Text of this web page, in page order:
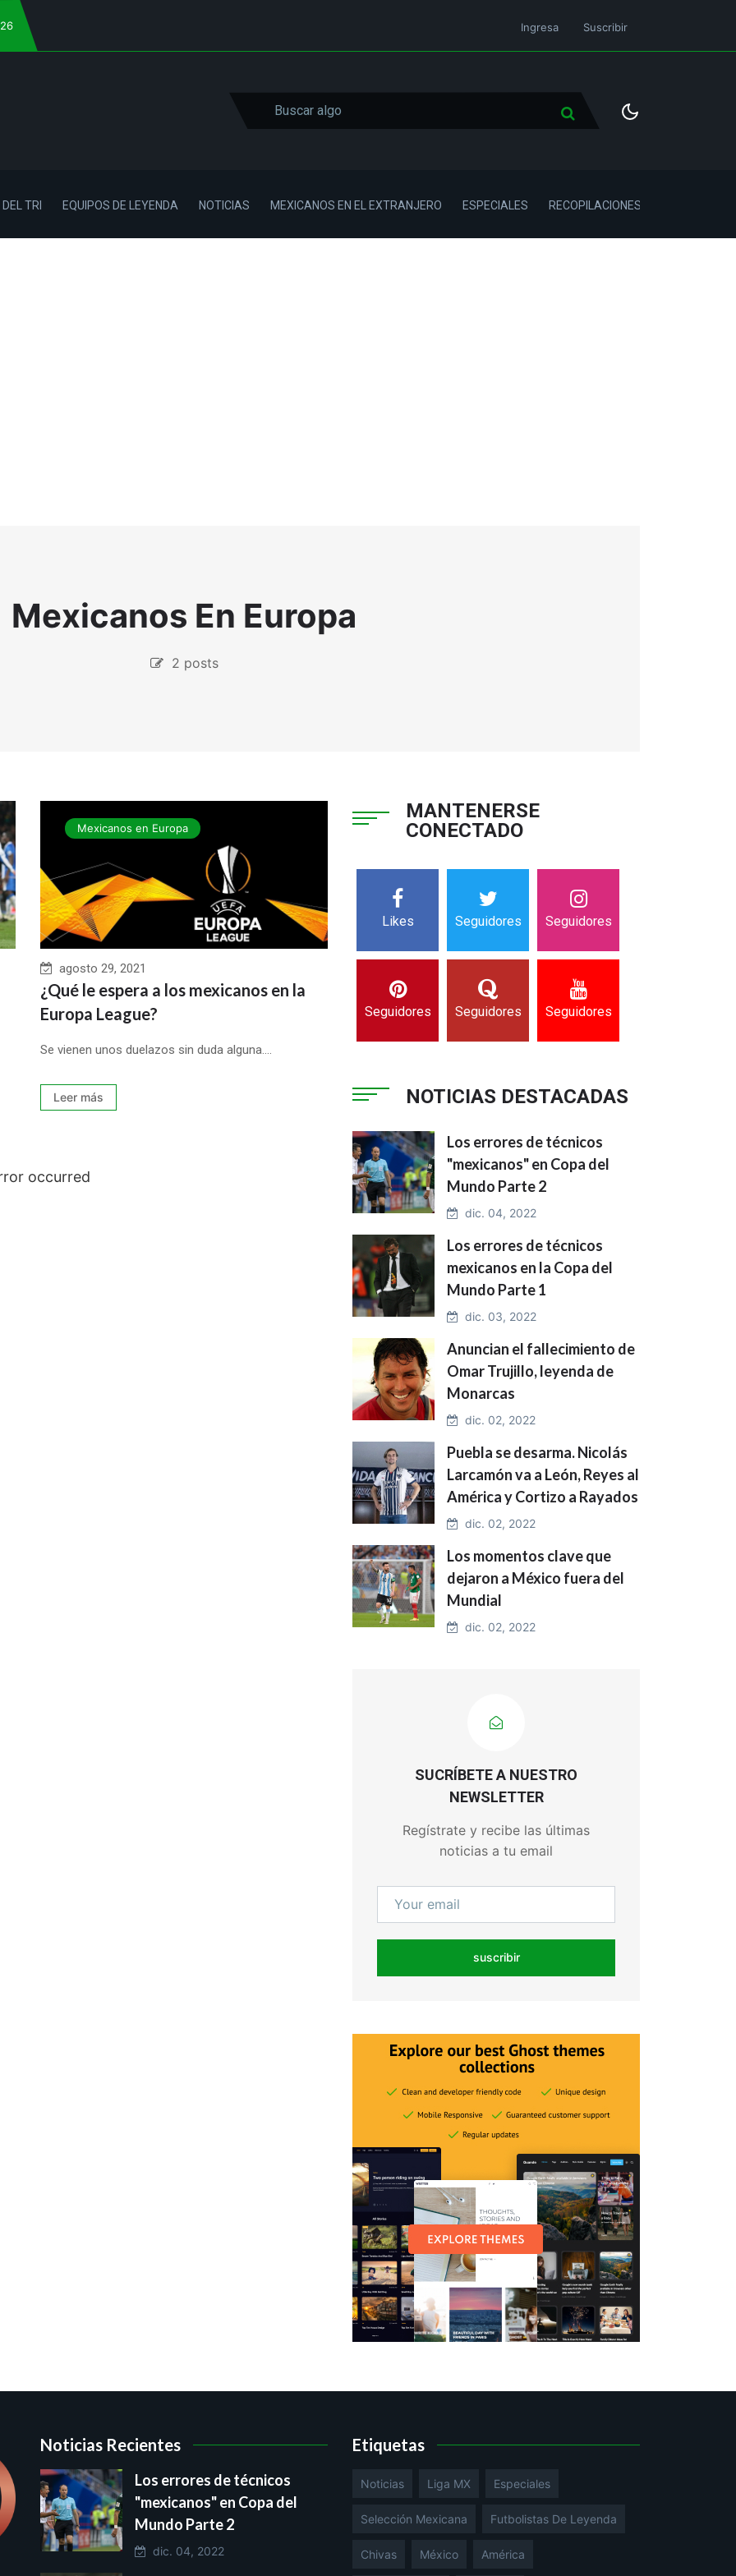
Ingresa Suscribir
TRI EQUIPOS DE LEYENDA NOTICIAS MEXICANOS EN EL EXTRANJERO ESPECIALES RECOPILACIONES
Mexicanos En Europa
2 posts
Mexicanos en Europa
agosto 29, 2021
¿Qué le espera a los mexicanos en la
Europa League?
Se vienen unos duelazos sin duda alguna....
Leer más
occurred
MANTENERSE
CONECTADO
Likes Seguidores Seguidores
Seguidores Seguidores Seguidores
NOTICIAS DESTACADAS
Los errores de técnicos
"mexicanos" en Copa del
Mundo Parte 2
dic. 04, 2022
Los errores de técnicos
mexicanos en la Copa del
Mundo Parte 1
dic. 03, 2022
Anuncian el fallecimiento de
Omar Trujillo, leyenda de
Monarcas
dic. 02, 2022
Puebla se desarma. Nicolás
Larcamón va a León, Reyes al
América y Cortizo a Rayados
dic. 02, 2022
Los momentos clave que
dejaron a México fuera del
Mundial
dic. 02, 2022
SUCRÍBETE A NUESTRO
NEWSLETTER
Regístrate y recibe las últimas
noticias a tu email
suscribir
Noticias Recientes
Los errores de técnicos
"mexicanos" en Copa del
Mundo Parte 2
dic. 04, 2022
Etiquetas
Noticias Liga MX Especiales
Selección Mexicana Futbolistas De Leyenda
Chivas México América